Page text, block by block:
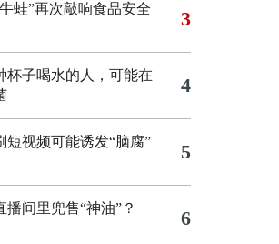
蛙”再次敲响食品安全
3
杯子喝水的人，可能在
4
短视频可能诱发“脑腐” 5
播间里兜售“神油”？ 6